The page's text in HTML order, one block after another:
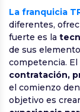
La franquicia
diferentes,
fuerte es la
de sus
competencia. El
contratación,
el comienzo
objetivo es